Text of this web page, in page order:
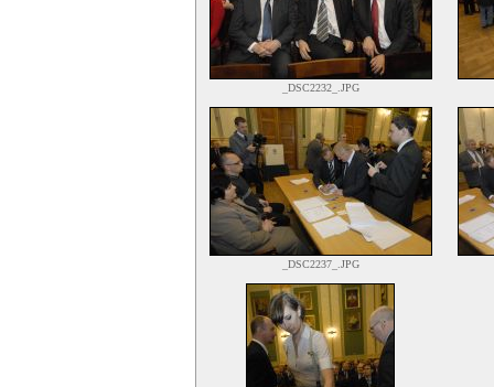
_DSC2232_.JPG
_DSC2237_.JPG